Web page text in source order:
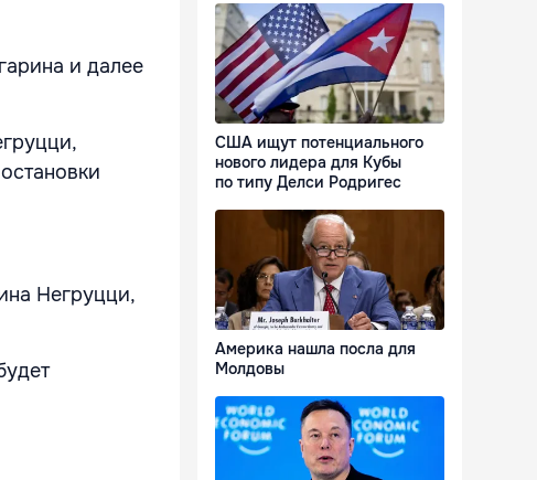
и далее
Негруцци,
США ищут потенциального
нового лидера для Кубы
по типу Делси Родригес
Америка нашла посла для
Молдовы